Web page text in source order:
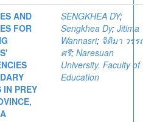
AND
FOR
IN PREY
SENGKHEA DY;
Sengkhea Dy; Jitima
Wannasri; จิติมา วร
ศรี; Naresuan
University. Faculty of
Education